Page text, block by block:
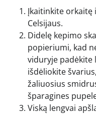
Įkaitinkite orkaitę
Celsijaus.
Didelę kepimo
popieriumi, kad
viduryje padėkite
išdėliokite
žaliuosius
šparagines
Viską lengvai